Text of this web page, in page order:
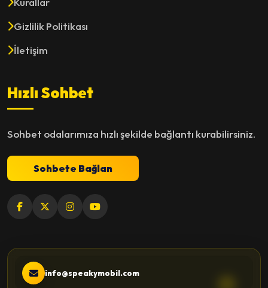
Gizlilik Politikası
İletişim
Hızlı Sohbet
Sohbet odalarımıza hızlı şekilde bağlantı kurabilirsiniz.
Sohbete Bağlan
info@speakymobil.com